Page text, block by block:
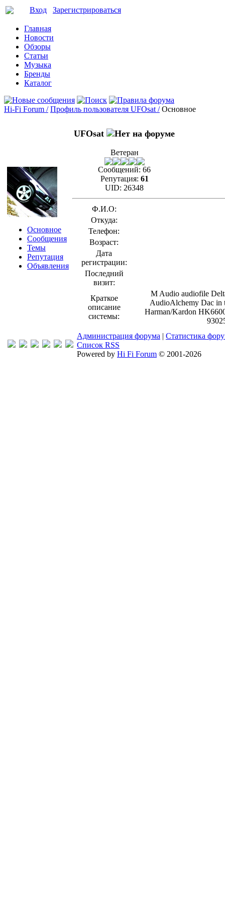
Вход Зарегистрироваться
Главная
Новости
Обзоры
Статьи
Музыка
Бренды
Каталог
Hi-Fi Forum / Профиль пользователя UFOsat / Основное
Основное
Сообщения
Темы
Репутация
Объявления
UFOsat
Ветеран
Сообщений: 66
Репутация: 61
UID: 26348
Ф.И.О:
Откуда:
Телефон:
Возраст:
Дата
регистрации:
Последний
визит:
Краткое
описание
системы:
M Audio audiofile
AudioAlchemy Dac
Harman/Kardon
Администрация форума | Статистика
Список RSS
Powered by Hi Fi Forum © 2001-2026